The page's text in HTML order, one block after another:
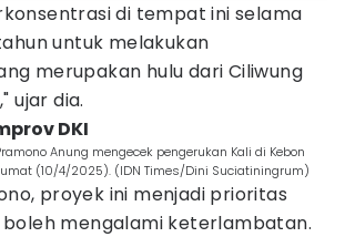
di tempat ini selama
untuk melakukan
merupakan hulu dari Ciliwung
ujar dia.
DKI
Anung mengecek pengerukan Kali di Kebon
(10/4/2025). (IDN Times/Dini Suciatiningrum)
proyek ini menjadi prioritas
mengalami keterlambatan.